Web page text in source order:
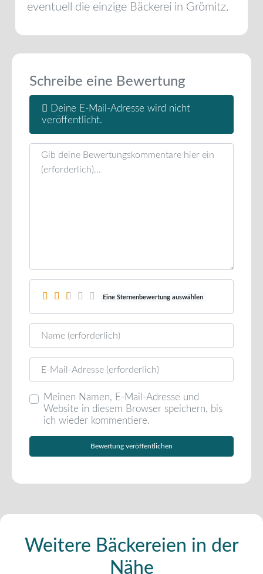
eventuell die einzige Bäckerei in Grömitz.
Schreibe eine Bewertung
Deine E-Mail-Adresse wird nicht
veröffentlicht.
Rezensionstext
Eine Sternenbewertung auswählen
Name
E-Mail
Meinen Namen, E-Mail-Adresse und
Website in diesem Browser speichern, bis
ich wieder kommentiere.
Weitere Bäckereien in der
Nähe